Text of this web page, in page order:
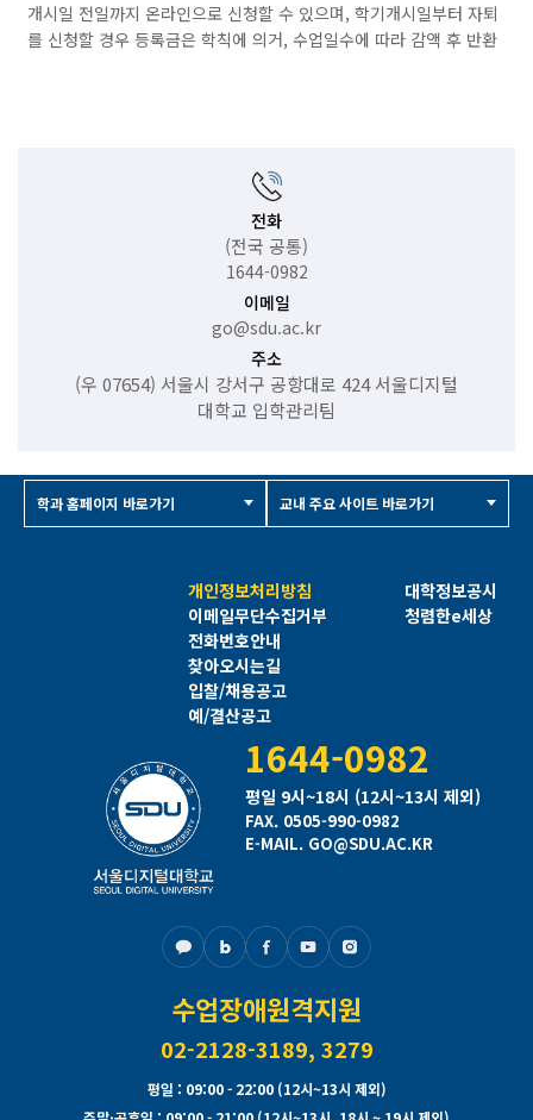
개시일 전일까지 온라인으로 신청할 수 있으며, 학기개시일부터 자퇴
를 신청할 경우 등록금은 학칙에 의거, 수업일수에 따라 감액 후 반환
전화
(전국 공통)
1644-0982
이메일
go@sdu.ac.kr
주소
(우 07654) 서울시 강서구 공항대로 424 서울디지털
대학교 입학관리팀
개인정보처리방침
이메일무단수집거부
전화번호안내
찾아오시는길
입찰/채용공고
예/결산공고
대학정보공시
청렴한e세상
1644-0982
평일 9시~18시 (12시~13시 제외)
FAX. 0505-990-0982
E-MAIL. GO@SDU.AC.KR
수업장애원격지원
02-2128-3189, 3279
평일 : 09:00 - 22:00 (12시~13시 제외)
학과 홈페이지 바로가기 교내 주요 사이트 바로가기